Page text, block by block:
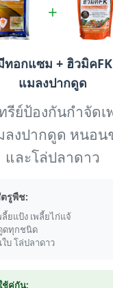
+
ทอกแซม + ฮิวมิค
แมลงปากดูด
รีย์ป้องกันกำจัดเ
งปากดูด หนอน
และโล่ปลาดาว
รูพืช:
ลี้ยแป้ง เพลี้ยไก่แจ้
ดทุกชนิด
บ โล่ปลาดาว
ช้คู่กัน: